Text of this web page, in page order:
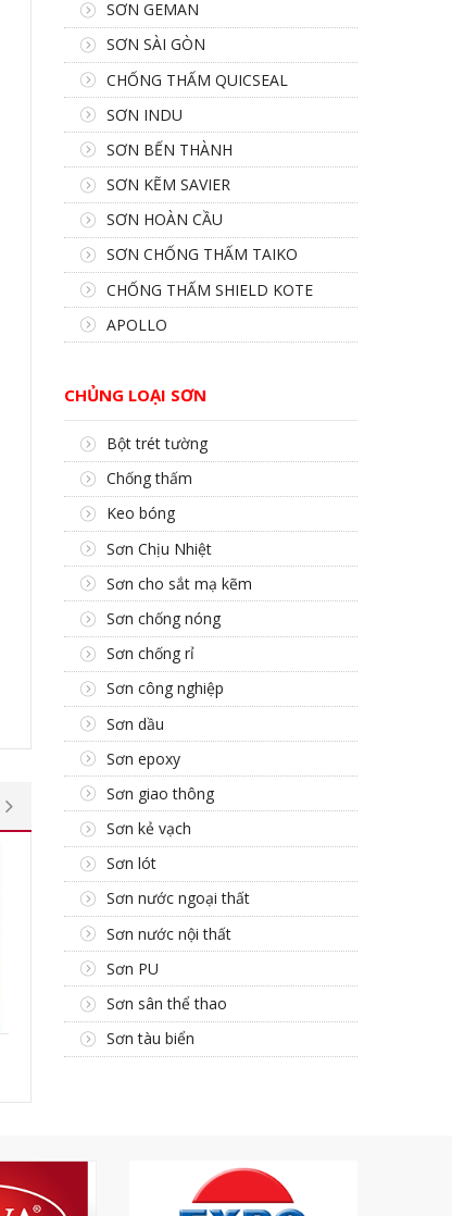
SƠN GEMAN
SƠN SÀI GÒN
CHỐNG THẤM QUICSEAL
SƠN INDU
SƠN BẾN THÀNH
SƠN KẼM SAVIER
SƠN HOÀN CẦU
SƠN CHỐNG THẤM TAIKO
CHỐNG THẤM SHIELD KOTE
APOLLO
CHỦNG LOẠI SƠN
Bột trét tường
Chống thấm
Keo bóng
Sơn Chịu Nhiệt
Sơn cho sắt mạ kẽm
Sơn chống nóng
Sơn chống rỉ
Sơn công nghiệp
Sơn dầu
Sơn epoxy
Sơn giao thông
Sơn kẻ vạch
Sơn lót
Sơn nước ngoại thất
Sơn nước nội thất
Sơn PU
Sơn sân thể thao
Sơn tàu biển